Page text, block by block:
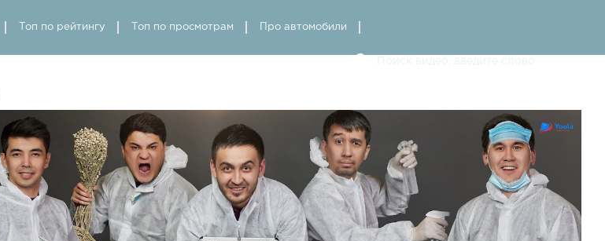
Топ по рейтингу Топ по просмотрам Про автомобили